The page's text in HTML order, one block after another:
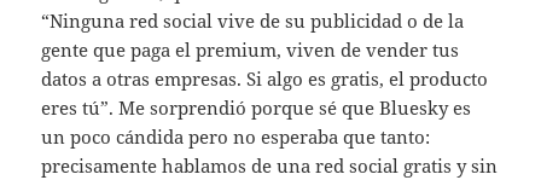
“Ninguna red social vive de su publicidad o de la
gente que paga el premium, viven de vender tus
datos a otras empresas. Si algo es gratis, el producto
eres tú”. Me sorprendió porque sé que Bluesky es
un poco cándida pero no esperaba que tanto:
precisamente hablamos de una red social gratis y sin